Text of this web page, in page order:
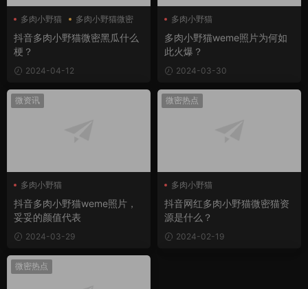
多肉小野猫 多肉小野猫微密
抖音多肉小野猫微密黑瓜什么
梗？
2024-04-12
多肉小野猫
多肉小野猫weme
多肉小野猫weme照片为何如
此火爆？
2024-03-30
微资讯
多肉小野猫
多肉小野猫weme圈
抖音多肉小野猫weme照片，
妥妥的颜值代表
2024-03-29
微密热点
多肉小野猫
多肉小野猫微密猫
抖音网红多肉小野猫微密猫资
源是什么？
2024-02-19
微密热点